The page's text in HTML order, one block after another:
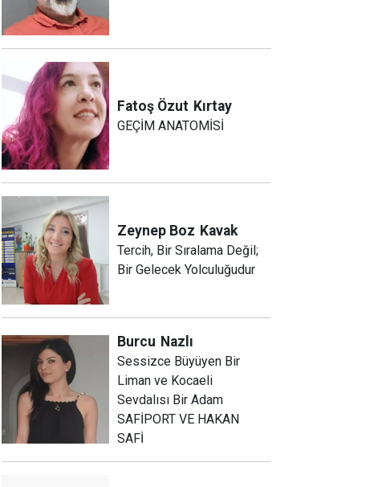
Fatoş Özut Kırtay
GEÇİM ANATOMİSİ
Zeynep Boz Kavak
Tercih, Bir Sıralama Değil;
Bir Gelecek Yolculuğudur
Burcu Nazlı
Sessizce Büyüyen Bir
Liman ve Kocaeli
Sevdalısı Bir Adam
SAFİPORT VE HAKAN
SAFİ